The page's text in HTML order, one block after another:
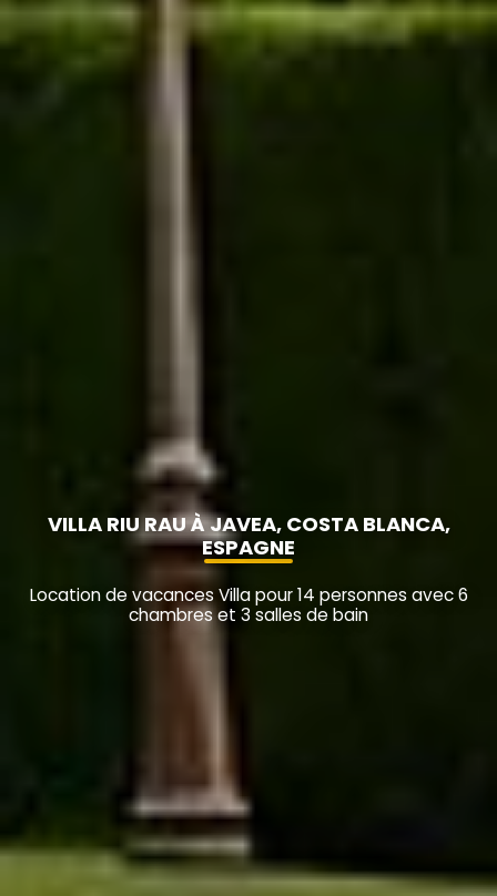
VILLA RIU RAU À JAVEA, COSTA BLANCA,
ESPAGNE
Location de vacances Villa pour 14 personnes avec 6
chambres et 3 salles de bain